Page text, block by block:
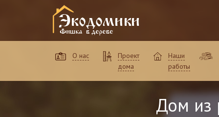
О нас
Проект
дома
Наши
работы
Дом из